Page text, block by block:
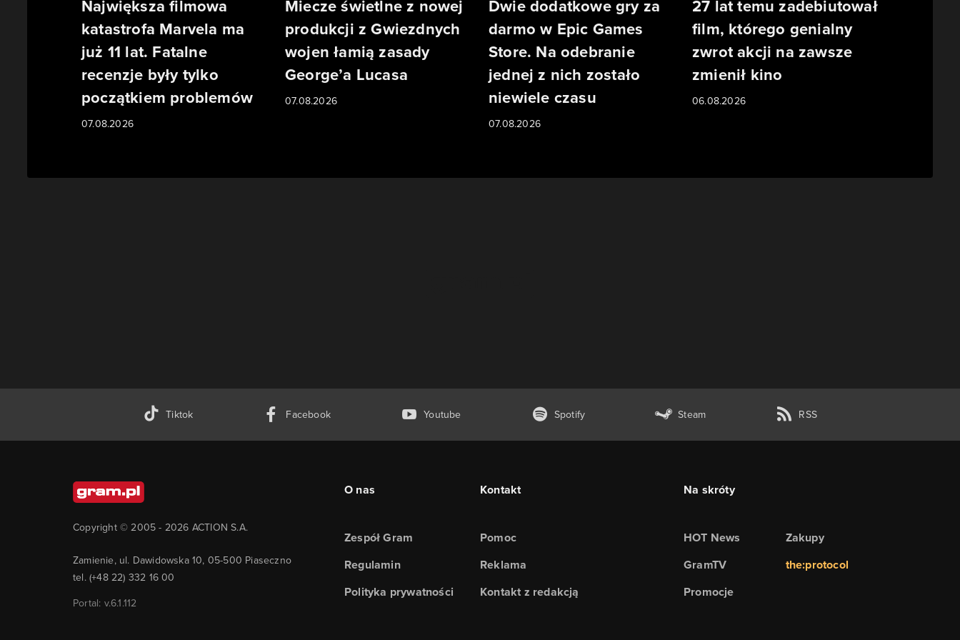
Największa filmowa
katastrofa Marvela ma
już 11 lat. Fatalne
recenzje były tylko
początkiem problemów
07.08.2026
Miecze świetlne z nowej
produkcji z Gwiezdnych
wojen łamią zasady
George’a Lucasa
07.08.2026
Dwie dodatkowe gry za
darmo w Epic Games
Store. Na odebranie
jednej z nich zostało
niewiele czasu
07.08.2026
27 lat temu zadebiutował
film, którego genialny
zwrot akcji na zawsze
zmienił kino
06.08.2026
Tiktok Facebook Youtube Spotify Steam RSS
Copyright © 2005 - 2026 ACTION S.A.
Zamienie, ul. Dawidowska 10, 05-500 Piaseczno
tel. (+48 22) 332 16 00
Portal: v.6.1.112
O nas
Zespół Gram
Regulamin
Polityka prywatności
Kontakt
Pomoc
Reklama
Kontakt z redakcją
Na skróty
HOT News
GramTV
Promocje
Zakupy
the:protocol